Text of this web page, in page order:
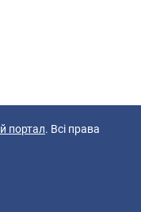
портал. Всі права